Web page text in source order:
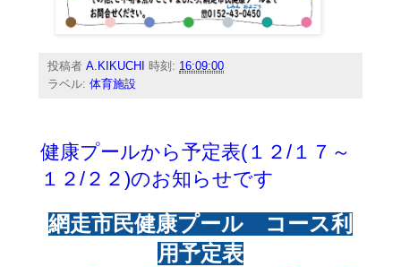
投稿者A.KIKUCHI 時刻: 16:09:00
ラベル:体育施設
健康プールから予定表(１２/１７～
１２/２２)のお知らせです
網走市民健康プール コース利
用予定表